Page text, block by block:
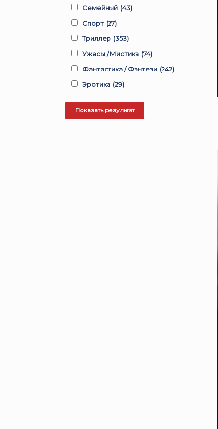
Семейный (43)
Спорт (27)
Триллер (353)
Ужасы / Мистика (74)
Фантастика / Фэнтези (242)
Эротика (29)